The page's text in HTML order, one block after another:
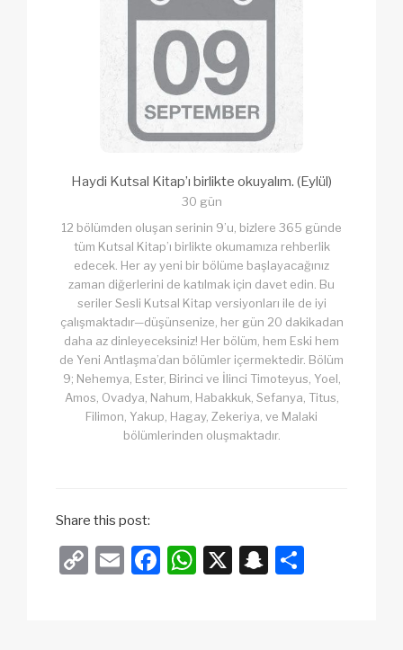
Haydi Kutsal Kitap’ı birlikte okuyalım. (Eylül)
30 gün
12 bölümden oluşan serinin 9’u, bizlere 365 günde
tüm Kutsal Kitap’ı birlikte okumamıza rehberlik
edecek. Her ay yeni bir bölüme başlayacağınız
zaman diğerlerini de katılmak için davet edin. Bu
seriler Sesli Kutsal Kitap versiyonları ile de iyi
çalışmaktadır—düşünsenize, her gün 20 dakikadan
daha az dinleyeceksiniz! Her bölüm, hem Eski hem
de Yeni Antlaşma’dan bölümler içermektedir. Bölüm
9; Nehemya, Ester, Birinci ve İlinci Timoteyus, Yoel,
Amos, Ovadya, Nahum, Habakkuk, Sefanya, Titus,
Filimon, Yakup, Hagay, Zekeriya, ve Malaki
bölümlerinden oluşmaktadır.
Share this post:
C
E
F
W X
S